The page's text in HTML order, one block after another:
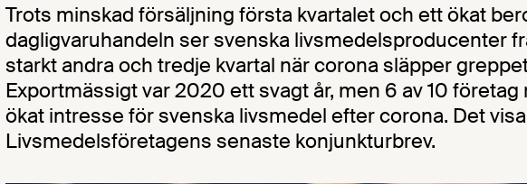
Trots minskad försäljning första kvartalet och ett ökat
dagligvaruhandeln ser svenska livsmedelsproducenter
starkt andra och tredje kvartal när corona släpper
Exportmässigt var 2020 ett svagt år, men 6 av 10
ökat intresse för svenska livsmedel efter corona. Det
Livsmedelsföretagens senaste konjunkturbrev.